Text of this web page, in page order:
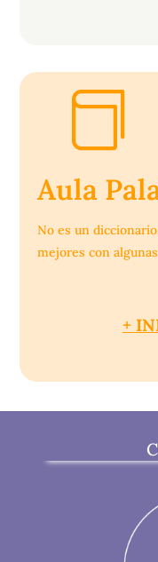

Aula
No es un
mejores con
+